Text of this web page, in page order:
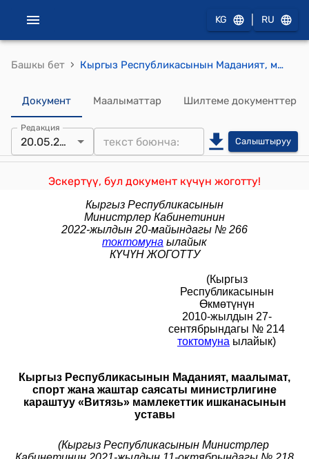
KG RU
Башкы бет › Кыргыз Республикасынын Маданият, маалымат, спорт жана жаштар саясаты министрлигине караштуу "Витязь" мамлекеттик ишканасынын (Кыргыз Республикасынын Өкмөтүнүн 2010-жылдын 27-сентябрындагы № 214 токтомуна ылайык) уставы
Документ Маалыматтар Шилтеме документтер
Редакция
20.05.2022 Салыштыруу
Эскертүү, бул документ күчүн жоготту!